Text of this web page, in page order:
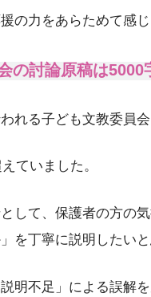
の力をあらためて感
の討論原稿は5000
れる子ども文教委員
ていました。
して、保護者の方の
を丁寧に説明したい
明不足」による誤解